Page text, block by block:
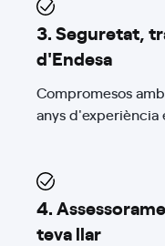
3. Seguretat,
d'Endesa
Compromesos
anys d'experiència
4.
teva llar